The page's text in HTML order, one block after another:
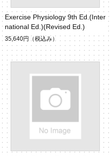
Exercise Physiology 9th Ed.(Inter
national Ed.)(Revised Ed.)
35,640円 （税込み）